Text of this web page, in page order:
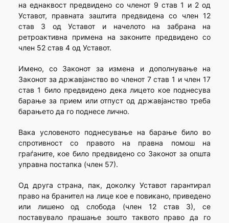
на еднаквост предвидено со членот 9 став 1 и 2 од
Уставот, правната заштита предвидена со член 12
став 3 од Уставот и начелото на забрана на
ретроактивна примена на законите предвидено со
член 52 став 4 од Уставот.
Имено, со Законот за измена и дополнување на
Законот за државјанство во членот 7 став 1 и член 17
став 1 било предвидено дека лицето кое поднесува
барање за прием или отпуст од државјанство треба
барањето да го поднесе лично.
Вака условеното поднесување на барање било во
спротивност со правото на правна помош на
граѓаните, кое било предвидено со Законот за општа
управна постапка (член 57).
Од друга страна, пак, доколку Уставот гарантирал
право на бранител на лице кое е повикано, приведено
или лишено од слобода (член 12 став 3), се
поставувало прашање зошто таквото право да го